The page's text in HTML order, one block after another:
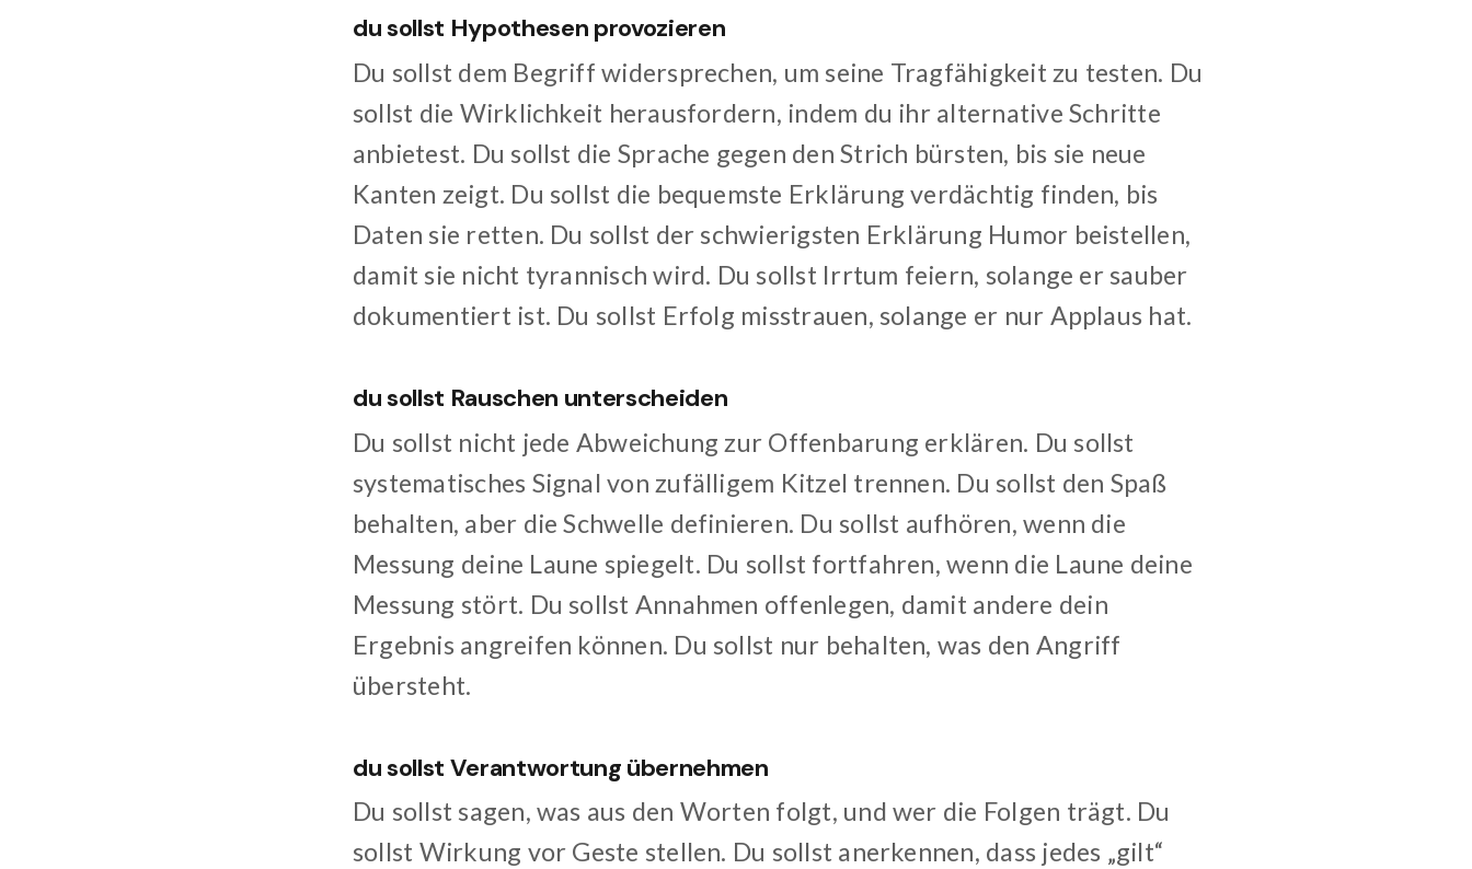
du sollst Hypothesen provozieren
Du sollst dem Begriff widersprechen, um seine Tragfähigkeit zu testen. Du
sollst die Wirklichkeit herausfordern, indem du ihr alternative Schritte
anbietest. Du sollst die Sprache gegen den Strich bürsten, bis sie neue
Kanten zeigt. Du sollst die bequemste Erklärung verdächtig finden, bis
Daten sie retten. Du sollst der schwierigsten Erklärung Humor beistellen,
damit sie nicht tyrannisch wird. Du sollst Irrtum feiern, solange er sauber
dokumentiert ist. Du sollst Erfolg misstrauen, solange er nur Applaus hat.
du sollst Rauschen unterscheiden
Du sollst nicht jede Abweichung zur Offenbarung erklären. Du sollst
systematisches Signal von zufälligem Kitzel trennen. Du sollst den Spaß
behalten, aber die Schwelle definieren. Du sollst aufhören, wenn die
Messung deine Laune spiegelt. Du sollst fortfahren, wenn die Laune deine
Messung stört. Du sollst Annahmen offenlegen, damit andere dein
Ergebnis angreifen können. Du sollst nur behalten, was den Angriff
übersteht.
du sollst Verantwortung übernehmen
Du sollst sagen, was aus den Worten folgt, und wer die Folgen trägt. Du
sollst Wirkung vor Geste stellen. Du sollst anerkennen, dass jedes „gilt“